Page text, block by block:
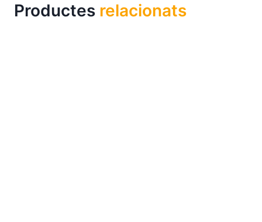
Productes relacionats